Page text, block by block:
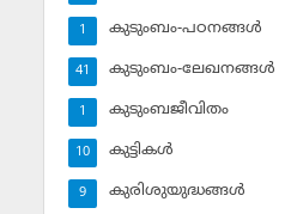
കുടുംബം-പഠനങ്ങള്‍
1
കുടുംബം-ലേഖനങ്ങള്‍
41
കുടുംബജീവിതം
1
കുട്ടികള്‍
10
കുരിശുയുദ്ധങ്ങള്‍
9